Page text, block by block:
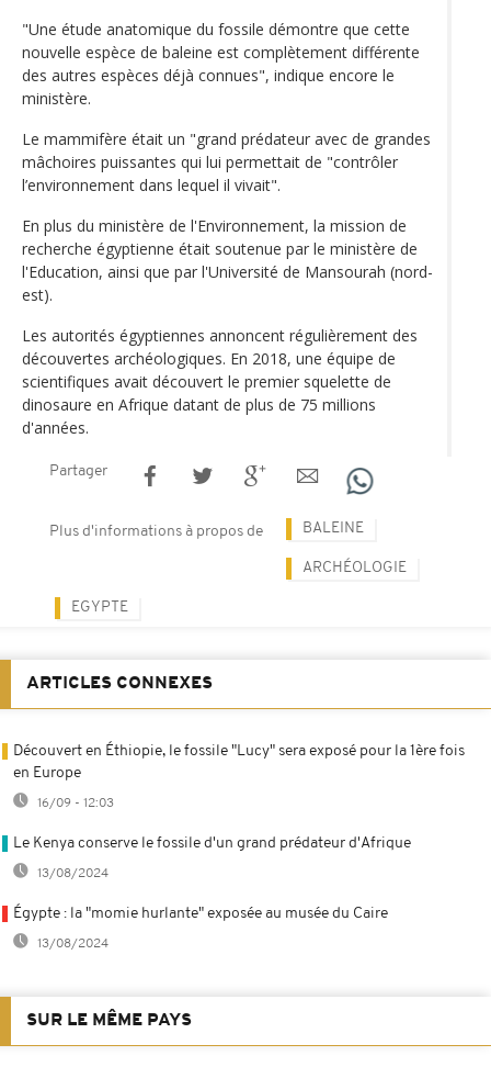
"Une étude anatomique du fossile démontre que cette
nouvelle espèce de baleine est complètement différente
des autres espèces déjà connues", indique encore le
ministère.
Le mammifère était un "grand prédateur avec de grandes
mâchoires puissantes qui lui permettait de "contrôler
l’environnement dans lequel il vivait".
En plus du ministère de l'Environnement, la mission de
recherche égyptienne était soutenue par le ministère de
l'Education, ainsi que par l'Université de Mansourah (nord-
est).
Les autorités égyptiennes annoncent régulièrement des
découvertes archéologiques. En 2018, une équipe de
scientifiques avait découvert le premier squelette de
dinosaure en Afrique datant de plus de 75 millions
d'années.
Partager
Plus d'informations à propos de BALEINE
ARCHÉOLOGIE
EGYPTE
ARTICLES CONNEXES
Découvert en Éthiopie, le fossile "Lucy" sera exposé pour la 1ère fois
en Europe
16/09 - 12:03
Le Kenya conserve le fossile d'un grand prédateur d'Afrique
13/08/2024
Égypte : la "momie hurlante" exposée au musée du Caire
13/08/2024
SUR LE MÊME PAYS